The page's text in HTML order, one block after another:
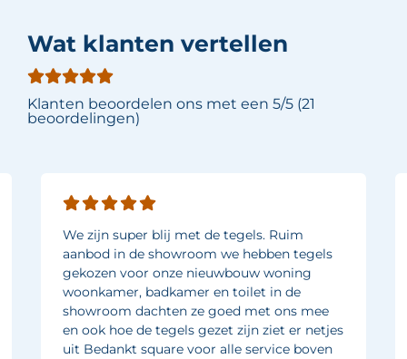
Wat klanten vertellen
Klanten beoordelen ons met een 5/5 (21
beoordelingen)
We zijn super blij met de tegels. Ruim
aanbod in de showroom we hebben tegels
gekozen voor onze nieuwbouw woning
woonkamer, badkamer en toilet in de
showroom dachten ze goed met ons mee
en ook hoe de tegels gezet zijn ziet er netjes
uit Bedankt square voor alle service boven